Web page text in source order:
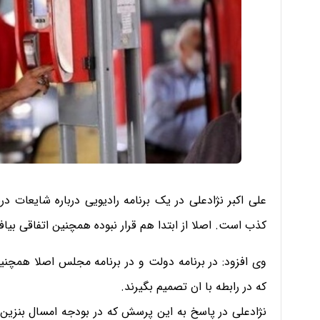
علی اکبر نژادعلی در یک برنامه رادیویی درباره
کذب است. اصلا از ابتدا هم قرار نبوده همچنین اتفاقی
وی افزود: در برنامه دولت و در برنامه مجلس اصلا
که در رابطه با ان تصمیم بگیرند.
نژادعلی در پاسخ به این پرسش که در بودجه امسال